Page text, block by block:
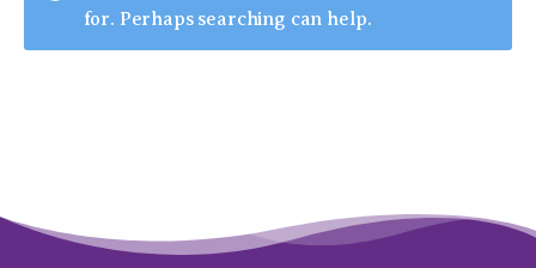
for. Perhaps searching can help.